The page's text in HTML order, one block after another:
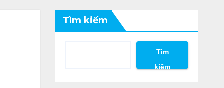
Tìm kiếm
Tìm
kiếm